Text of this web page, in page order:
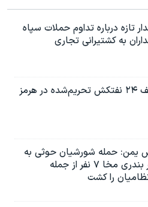
تازه درباره تداوم حملات سپاه
به کشتیرانی تجاری
در هرمز
یمن: حمله شورشیان حوثی به
شهر بندری مخا ۷ نفر از جمله
را کشت